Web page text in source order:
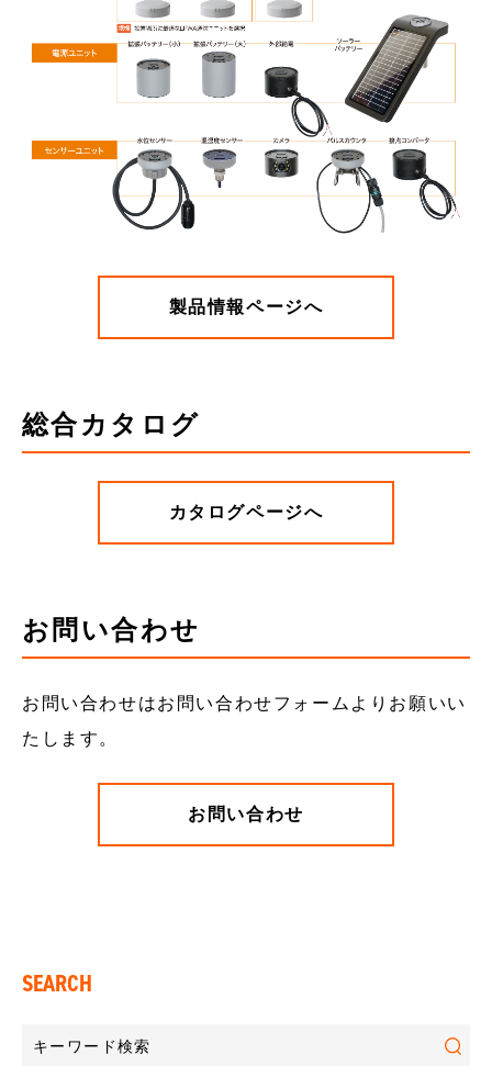
製品情報ページへ
総合カタログ
カタログページへ
お問い合わせ
お問い合わせはお問い合わせフォームよりお願いい
たします。
お問い合わせ
SEARCH